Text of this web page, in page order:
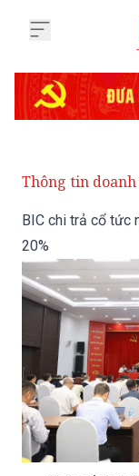
BIC chi trả cổ tức
Toàn cảnh